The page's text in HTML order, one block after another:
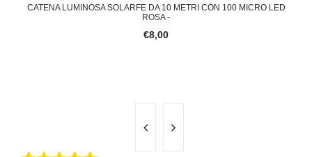
CATENA LUMINOSA SOLARFE DA 10 METRI CON 100 MICRO LED
ROSA -
€8,00